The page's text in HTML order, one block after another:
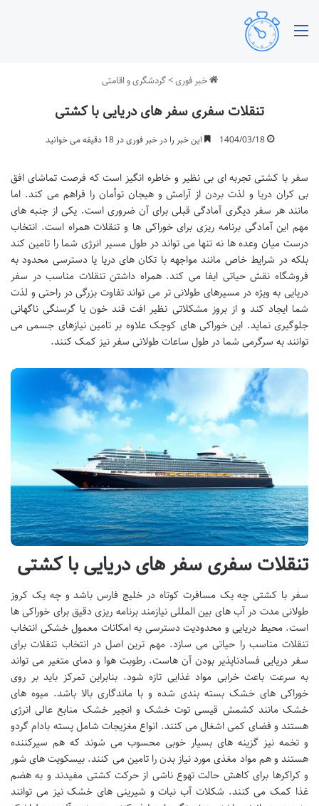
خبر فوری>گردشگری و اقامتی
تنقلات سفری سفر های دریایی با کشتی
1404/03/18 این خبر را در خبر فوری در 18 دقیقه می خوانید
سفر با کشتی تجربه ای بی نظیر و خاطره انگیز است که فرصت تماشای افق
بی کران دریا و لذت بردن از آرامش و هیجان توأمان را فراهم می کند. اما
مانند هر سفر دیگری آمادگی قبلی برای آن ضروری است. یکی از جنبه های
مهم این آمادگی برنامه ریزی برای خوراکی ها و تنقلات همراه است. انتخاب
درست میان وعده ها نه تنها می تواند در طول مسیر انرژی شما را تامین کند
بلکه در شرایط خاص مانند مواجهه با تکان های دریا یا دسترسی محدود به
فروشگاه نقش حیاتی ایفا می کند. همراه داشتن تنقلات مناسب در سفر
دریایی به ویژه در مسیرهای طولانی تر می تواند تفاوت بزرگی در راحتی و لذت
شما ایجاد کند و از بروز مشکلاتی نظیر افت قند خون یا گرسنگی ناگهانی
جلوگیری نماید. این خوراکی های کوچک علاوه بر تامین نیازهای جسمی می
توانند به سرگرمی شما در طول ساعات طولانی سفر نیز کمک کنند.
تنقلات سفری سفر های دریایی با کشتی
سفر با کشتی چه یک مسافرت کوتاه در خلیج فارس باشد و چه یک کروز
طولانی مدت در آب های بین المللی نیازمند برنامه ریزی دقیق برای خوراکی ها
است. محیط دریایی و محدودیت دسترسی به امکانات معمول خشکی انتخاب
تنقلات مناسب را حیاتی می سازد. مهم ترین اصل در انتخاب تنقلات برای
سفر دریایی فسادناپذیر بودن آن هاست. رطوبت هوا و دمای متغیر می تواند
به سرعت باعث خرابی مواد غذایی تازه شود. بنابراین تمرکز باید بر روی
خوراکی های خشک بسته بندی شده و با ماندگاری بالا باشد. میوه های
خشک مانند کشمش قیسی توت خشک و انجیر خشک منابع عالی انرژی
هستند و فضای کمی اشغال می کنند. انواع مغزیجات شامل پسته بادام گردو
و تخمه نیز گزینه های بسیار خوبی محسوب می شوند که هم سیرکننده
هستند و هم مواد مغذی مورد نیاز بدن را تامین می کنند. بیسکویت های شور
و کراکرها برای کاهش حالت تهوع ناشی از حرکت کشتی مفیدند و به هضم
غذا کمک می کنند. شکلات آب نبات و شیرینی های خشک نیز می توانند